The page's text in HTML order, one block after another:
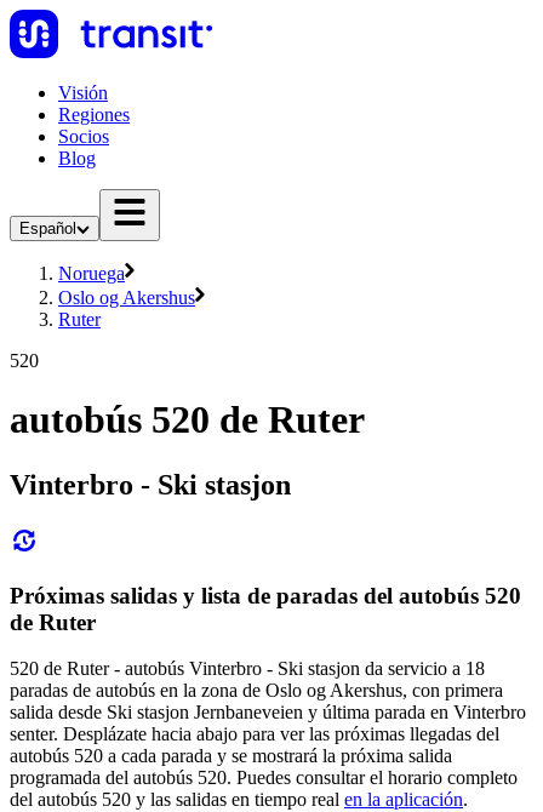
Visión
Regiones
Socios
Blog
Español
Noruega
Oslo og Akershus
Ruter
520
autobús 520 de Ruter
Vinterbro - Ski stasjon
Próximas salidas y lista de paradas del autobús 520
de Ruter
520 de Ruter - autobús Vinterbro - Ski stasjon da servicio a 18
paradas de autobús en la zona de Oslo og Akershus, con primera
salida desde Ski stasjon Jernbaneveien y última parada en Vinterbro
senter. Desplázate hacia abajo para ver las próximas llegadas del
autobús 520 a cada parada y se mostrará la próxima salida
programada del autobús 520. Puedes consultar el horario completo
del autobús 520 y las salidas en tiempo real en la aplicación.